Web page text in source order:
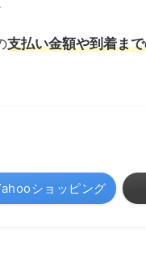
支払い金額や到着ま
ショッピング